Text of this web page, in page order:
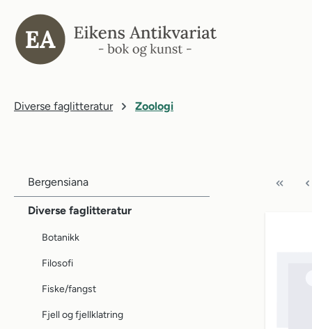
søk
Gå til hovednavigasjon
Diverse faglitteratur Zoologi
Bergensiana
Diverse faglitteratur
Botanikk
Filosofi
Fiske/fangst
Fjell og fjellklatring